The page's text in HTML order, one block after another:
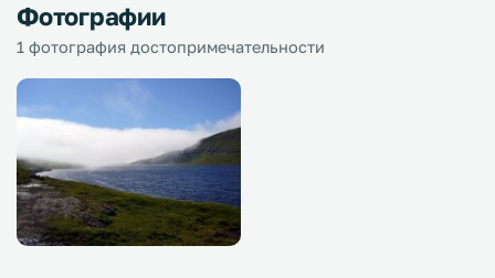
Фотографии
1 фотография достопримечательности